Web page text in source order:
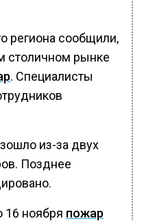
региона сообщили,
столичном рынке
. Специалисты
из-за двух
Позднее
16 ноября пожар